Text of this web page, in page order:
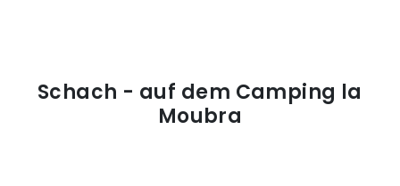
Schach - auf dem Camping la
Moubra